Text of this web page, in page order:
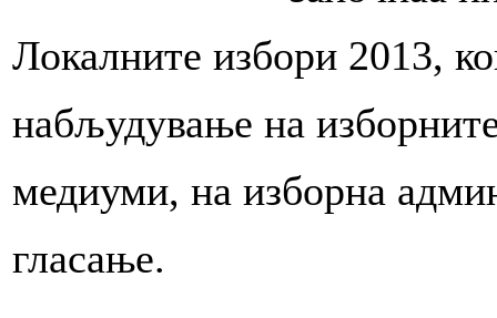
Локалните избори 2013,
набљудување на
медиуми, на изборна
гласање.